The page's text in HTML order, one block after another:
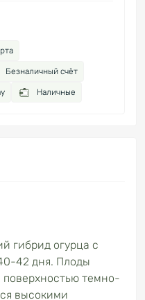
Безналичный счёт
Наличные
гибрид огурца с
42 дня. Плоды
​​поверхностью темно-
высокими